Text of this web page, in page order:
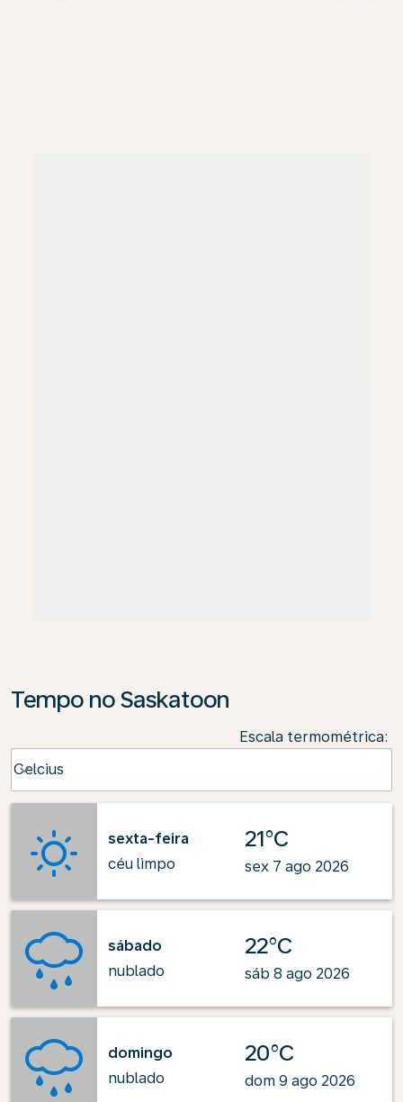
Tempo no Saskatoon
Escala termométrica:
Celcius
keyboard_arrow_down
sexta-feira
céu limpo
21°C
sex 7 ago 2026
sábado
nublado
22°C
sáb 8 ago 2026
domingo
nublado
20°C
dom 9 ago 2026